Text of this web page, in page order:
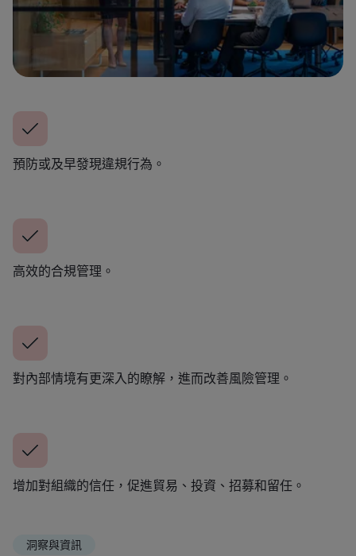
預防或及早發現違規行為。
高效的合規管理。
對內部情境有更深入的瞭解，進而改善風險管理。
增加對組織的信任，促進貿易、投資、招募和留任。
洞察與資訊